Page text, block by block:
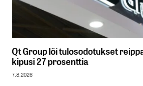
Qt Group löi tulosodotukset
kipusi 27 prosenttia
7.8.2026